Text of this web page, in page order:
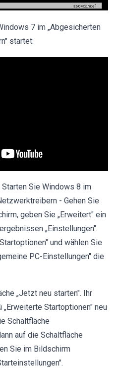
7 im „Abgesicherten
startet:
Starten Sie Windows 8 im
- Gehen Sie
geben Sie „Erweitert" ein
„Einstellungen".
und wählen Sie
PC-Einstellungen" die
„Jetzt neu starten". Ihr
Startoptionen" neu
Schaltfläche
auf die Schaltfläche
Sie im Bildschirm